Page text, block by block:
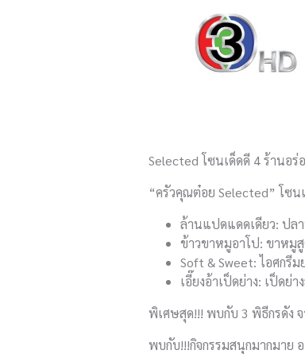
Selected โซนเด็ดดี 4 ร้านอ
“ครัวคุณต๋อย Selected” โซ
ล้านแปดแดดเดียว: ปลา
ข้าวขาหมูอาโป: ขาหมู
Soft & Sweet: ไอศกรี
เอี๊ยงอ้าเป็ดย่าง: เป็ดย่
พิเศษสุด!!! พบกับ 3 พิธีกรดัง
พบกับ!!!กิจกรรมสนุกมากมาย